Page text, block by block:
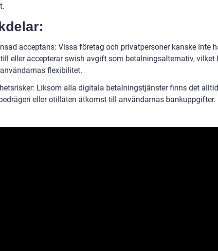
acceptans: Vissa företag och privatpersoner kanske inte
eller accepterar swish avgift som betalningsalternativ, vilket
flexibilitet.
Liksom alla digitala betalningstjänster finns det
eller otillåten åtkomst till användarnas bankuppgifter.